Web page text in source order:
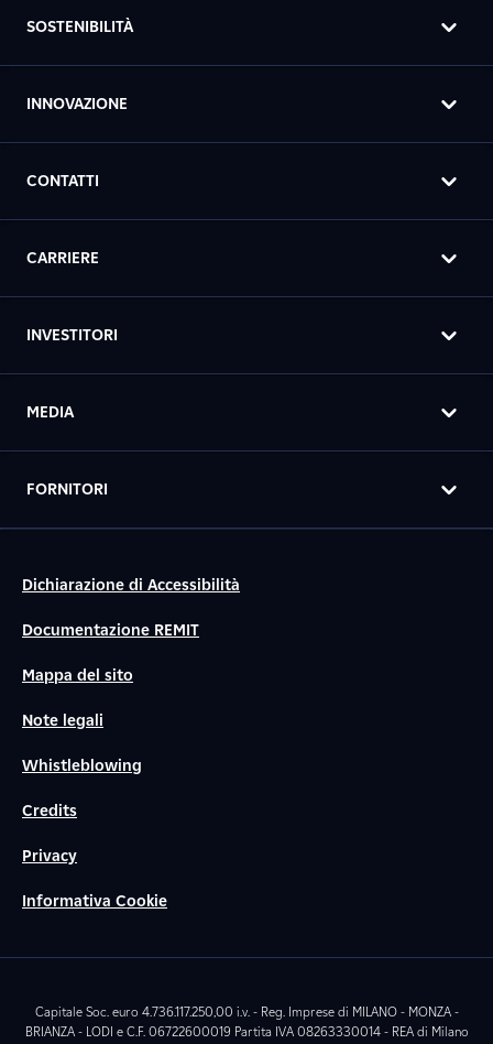
SOSTENIBILITÀ
INNOVAZIONE
CONTATTI
CARRIERE
INVESTITORI
MEDIA
FORNITORI
Dichiarazione di Accessibilità
Documentazione REMIT
Mappa del sito
Note legali
Whistleblowing
Credits
Privacy
Informativa Cookie
Capitale Soc. euro 4.736.117.250,00 i.v. - Reg. Imprese di MILANO - MONZA -
BRIANZA - LODI e C.F. 06722600019 Partita IVA 08263330014 - REA di Milano